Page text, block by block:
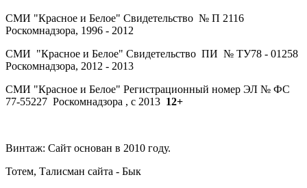
СМИ "Красное и Белое" Свидетельство № П 2116
Роскомнадзора, 1996 - 2012
СМИ "Красное и Белое" Свидетельство ПИ № ТУ78 - 01258
Роскомнадзора, 2012 - 2013
СМИ "Красное и Белое" Регистрационный номер ЭЛ № ФС
77-55227 Роскомнадзора , с 2013 12+
Винтаж: Сайт основан в 2010 году.
Тотем, Талисман сайта - Бык